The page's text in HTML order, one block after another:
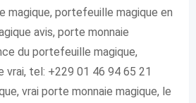
portefeuille magique en
avis, porte monnaie
du portefeuille magique,
vrai, tel: +229 01 46 94 65 21
vrai porte monnaie magique, le